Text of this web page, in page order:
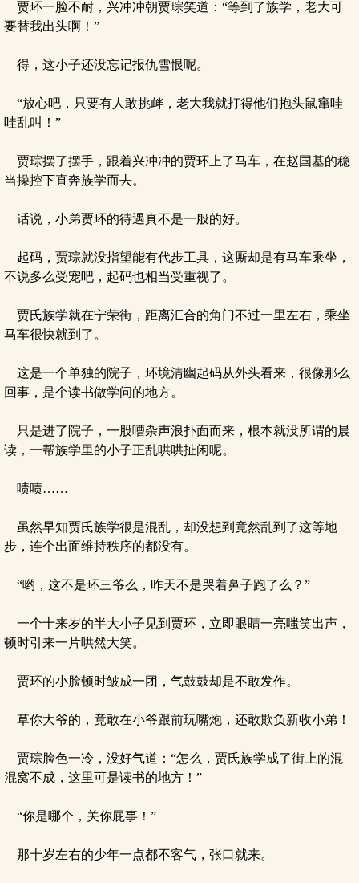
贾环一脸不耐，兴冲冲朝贾琮笑道：“等到了族学，老大可
要替我出头啊！”
得，这小子还没忘记报仇雪恨呢。
“放心吧，只要有人敢挑衅，老大我就打得他们抱头鼠窜哇
哇乱叫！”
贾琮摆了摆手，跟着兴冲冲的贾环上了马车，在赵国基的稳
当操控下直奔族学而去。
话说，小弟贾环的待遇真不是一般的好。
起码，贾琮就没指望能有代步工具，这厮却是有马车乘坐，
不说多么受宠吧，起码也相当受重视了。
贾氏族学就在宁荣街，距离汇合的角门不过一里左右，乘坐
马车很快就到了。
这是一个单独的院子，环境清幽起码从外头看来，很像那么
回事，是个读书做学问的地方。
只是进了院子，一股嘈杂声浪扑面而来，根本就没所谓的晨
读，一帮族学里的小子正乱哄哄扯闲呢。
啧啧……
虽然早知贾氏族学很是混乱，却没想到竟然乱到了这等地
步，连个出面维持秩序的都没有。
“哟，这不是环三爷么，昨天不是哭着鼻子跑了么？”
一个十来岁的半大小子见到贾环，立即眼睛一亮嗤笑出声，
顿时引来一片哄然大笑。
贾环的小脸顿时皱成一团，气鼓鼓却是不敢发作。
草你大爷的，竟敢在小爷跟前玩嘴炮，还敢欺负新收小弟！
贾琮脸色一冷，没好气道：“怎么，贾氏族学成了街上的混
混窝不成，这里可是读书的地方！”
“你是哪个，关你屁事！”
那十岁左右的少年一点都不客气，张口就来。